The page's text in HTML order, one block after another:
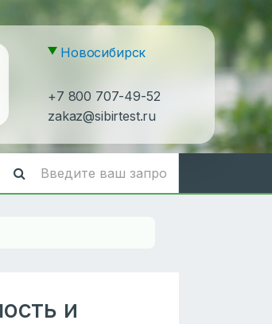
Новосибирск
+7 800 707-49-52
zakaz@sibirtest.ru
и